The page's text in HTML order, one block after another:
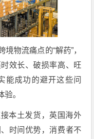
物流痛点的“解药”，
效长、破损率高、旺
能成功的避开这些问
。
本土发货，英国海外
时间优势，消费者不